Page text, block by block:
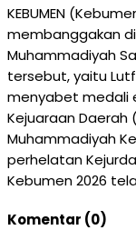
KEBUMEN
membanggakan
Muhammadiyah
tersebut, yaitu
menyabet medali
Kejuaraan Daerah
Muhammadiyah
perhelatan
Kebumen 2026
Komentar (0)